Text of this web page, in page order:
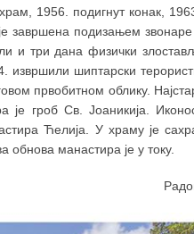
1956. подигнут конак,
завршена подизањем
и три дана физички
извршили шиптарски
првобитном облику.
је гроб Св. Јоаникија.
Ћелија. У храму је
обнова манастира је у току.